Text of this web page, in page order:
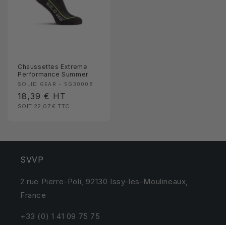
Chaussettes Extreme
Performance Summer
Fournisseur :
SOLID GEAR - SG30008
Prix
habituel
18,39 € HT
SOIT 22,07 €TTC
SVVP
2 rue Pierre-Poli, 92130 Issy-les-Moulineaux,
France
+33 (0) 1 41 09 75 75